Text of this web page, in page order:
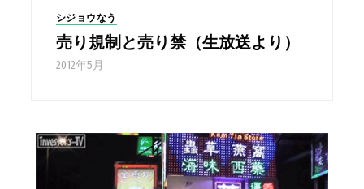
シジョウなう
売り規制と売り禁（生放送より）
2012年5月